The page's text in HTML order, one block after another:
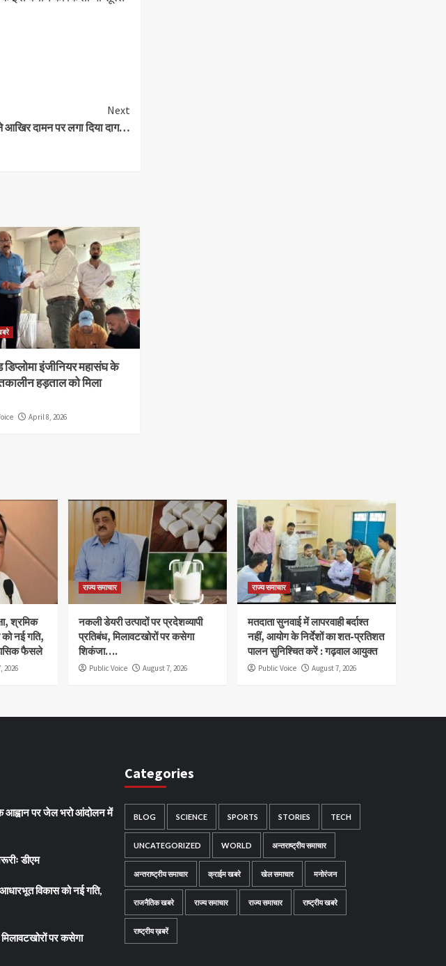
Next
दामन पर लगा दिया दाग…
डिप्लोमा इंजीनियर महासंघ के
हड़ताल को मिला
April 8, 2026
श्रमिक
नई गति,
फैसले
2026
राज्य समाचार
नकली डेयरी उत्पादों पर प्रदेशव्यापी
प्रतिबंध, मिलावटखोरों पर कसेगा
शिकंजा….
Public Voice August 7, 2026
राज्य समाचार
मतदाता सुनवाई में लापरवाही बर्दाश्त
नहीं, आयोग के निर्देशों का शत-प्रतिशत
पालन सुनिश्चित करें : गढ़वाल आयुक्त
Public Voice August 7, 2026
आह्वान पर जेल भरो आंदोलन में
डीएम
विकास को नई गति,
पर कसेगा
Categories
BLOG SCIENCE SPORTS STORIES TECH
UNCATEGORIZED WORLD अन्तराष्ट्रीय समाचार
अन्तराष्ट्रीय समाचार क्राईम खबरे खेल समाचार मनोरंजन
राजनैतिक खबरे राज्य समाचार राज्य समाचार राष्ट्रीय खबरे
राष्ट्रीय ख़बरें